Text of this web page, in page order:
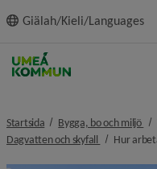
innehållet
Giälah/Kieli/Languages
Startsida Bygga, bo och miljö
Dagvatten och skyfall nivå i
Hur